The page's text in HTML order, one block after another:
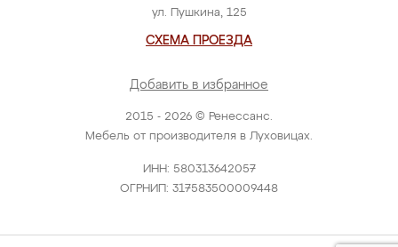
2015 - 2026 © Ренессанс.
Мебель от производителя в Луховицах.
ИНН: 580313642057
ОГРНИП: 317583500009448
ул. Пушкина, 125
СХЕМА ПРОЕЗДА
Добавить в избранное